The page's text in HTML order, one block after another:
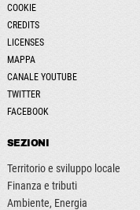
COOKIE
CREDITS
LICENSES
MAPPA
CANALE YOUTUBE
TWITTER
FACEBOOK
SEZIONI
Territorio e sviluppo locale
Finanza e tributi
Ambiente, Energia